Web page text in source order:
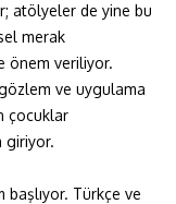
atölyeler de yine bu
merak
önem veriliyor.
ve uygulama
çocuklar
giriyor.
Türkçe ve